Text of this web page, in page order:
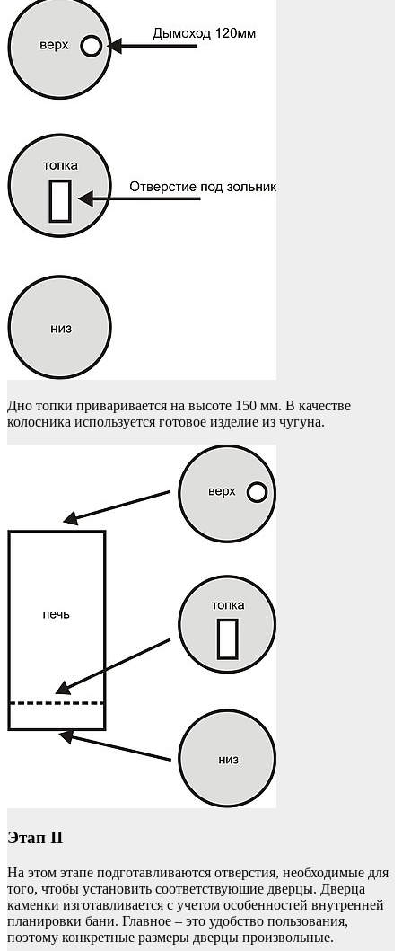
Дно топки приваривается на высоте 150 мм. В качестве
колосника используется готовое изделие из чугуна.
Этап II
На этом этапе подготавливаются отверстия, необходимые для
того, чтобы установить соответствующие дверцы. Дверца
каменки изготавливается с учетом особенностей внутренней
планировки бани. Главное – это удобство пользования,
поэтому конкретные размеры дверцы произвольные.